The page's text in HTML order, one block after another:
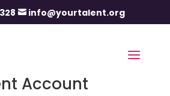
 info@yourtalent.org
Account